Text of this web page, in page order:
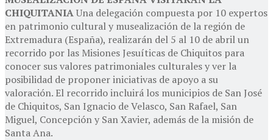
CHIQUITANIAUna delegación compuesta por 10 expertos
en patrimonio cultural y musealización de la región de
Extremadura (España), realizarán del 5 al 10 de abril un
recorrido por las Misiones Jesuíticas de Chiquitos para
conocer sus valores patrimoniales culturales y ver la
posibilidad de proponer iniciativas de apoyo a su
valoración. El recorrido incluirá los municipios de San José
de Chiquitos, San Ignacio de Velasco, San Rafael, San
Miguel, Concepción y San Xavier, además de la misión de
Santa Ana.